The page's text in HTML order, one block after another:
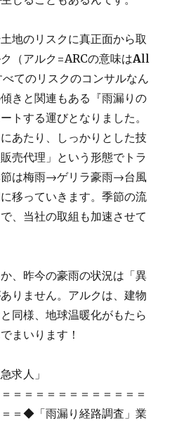
地のリスクに真正面から取
（アルク=ARCの意味はAll
てのリスクのコンサルなん
きと関連もある『雨漏りの
トする運びとなりました。
あたり、しっかりとした技
売代理」という形態でトラ
節は梅雨→ゲリラ豪雨→台風
移っていきます。季節の流
、当社の取組も加速させて
、昨今の豪雨の状況は「異
りません。アルクは、建物
同様、地球温暖化がもたら
まいります！
求人」
＝＝＝＝＝＝＝＝＝＝＝＝
＝◆「雨漏り経路調査」業